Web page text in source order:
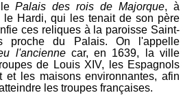
lePalais des rois de Majorque, à
le Hardi, qui les tenait de son père
ces reliques à la paroisse Saint-
proche du Palais. On l'appelle
l'anciennecar, en 1639, la ville
de Louis XIV, les Espagnols
et les maisons environnantes, afin
les troupes françaises.